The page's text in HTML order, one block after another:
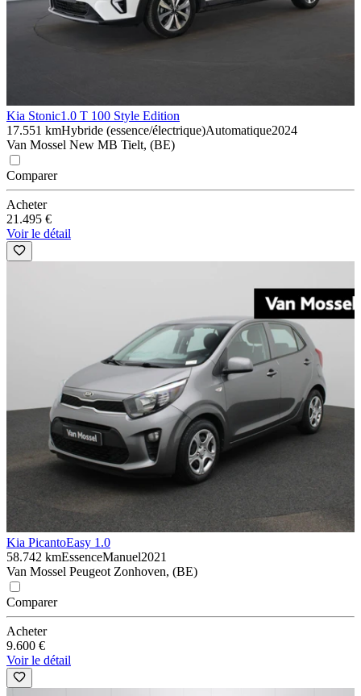
Kia Stonic1.0 T 100 Style Edition
17.551 kmHybride (essence/électrique)Automatique2024
Van Mossel New MB Tielt, (BE)
Comparer
Acheter
21.495 €
Voir le détail
Kia PicantoEasy 1.0
58.742 kmEssenceManuel2021
Van Mossel Peugeot Zonhoven, (BE)
Comparer
Acheter
9.600 €
Voir le détail